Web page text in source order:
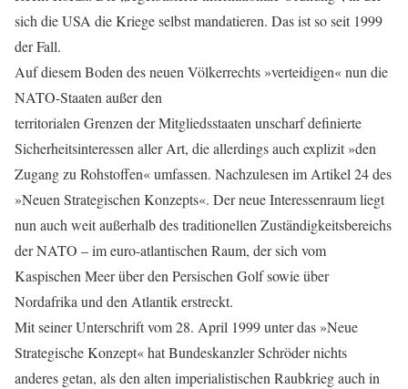
sich die USA die Kriege selbst mandatieren. Das ist so seit 1999
der Fall.
Auf diesem Boden des neuen Völkerrechts »verteidigen« nun die
NATO-Staaten außer den
territorialen Grenzen der Mitgliedsstaaten unscharf definierte
Sicherheitsinteressen aller Art, die allerdings auch explizit »den
Zugang zu Rohstoffen« umfassen. Nachzulesen im Artikel 24 des
»Neuen Strategischen Konzepts«. Der neue Interessenraum liegt
nun auch weit außerhalb des traditionellen Zuständigkeitsbereichs
der NATO – im euro-atlantischen Raum, der sich vom
Kaspischen Meer über den Persischen Golf sowie über
Nordafrika und den Atlantik erstreckt.
Mit seiner Unterschrift vom 28. April 1999 unter das »Neue
Strategische Konzept« hat Bundeskanzler Schröder nichts
anderes getan, als den alten imperialistischen Raubkrieg auch in